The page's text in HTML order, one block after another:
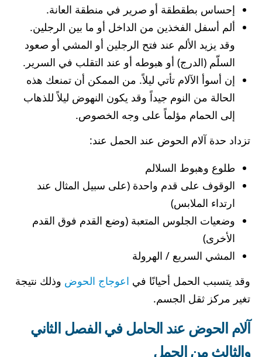
إحساس بطقطقة أو صرير في منطقة العانة.
ألم أسفل الفخذين من الداخل أو ما بين الرجلين.
وقد يزيد الألم عند فتح الرجلين أو المشي أو صعود
السلّم (الدرج) أو هبوطه أو عند التقلب في السرير.
إن أسوأ الآلام تأتي ليلاً. من الممكن أن تمنعك هذه
الحالة من النوم جيداً وقد يكون النهوض ليلاً للذهاب
إلى الحمام مؤلماً على وجه الخصوص.
تزداد حدة آلام الحوض عند الحمل عند:
طلوع وهبوط السلالم
الوقوف على قدم واحدة (على سبيل المثال عند
ارتداء الملابس)
وضعيات الجلوس المتعبة (وضع القدم فوق القدم
الأخرى)
المشي السريع / الهرولة
وقد يتسبب الحمل أحيانًا في اعوجاج الحوض وذلك نتيجة
تغير مركز ثقل الجسم.
آلام الحوض عند الحامل في الفصل الثاني
والثالث من الحمل